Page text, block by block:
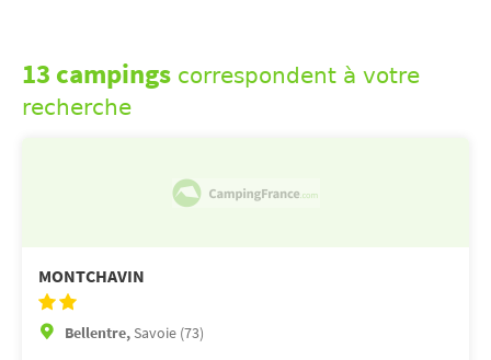
13 campings correspondent à votre
recherche
MONTCHAVIN
Bellentre, Savoie (73)